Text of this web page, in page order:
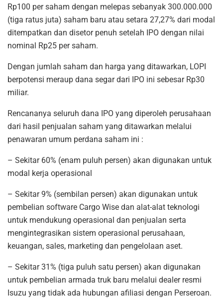
Rp100 per saham dengan melepas sebanyak 300.000.000
(tiga ratus juta) saham baru atau setara 27,27% dari modal
ditempatkan dan disetor penuh setelah IPO dengan nilai
nominal Rp25 per saham.
Dengan jumlah saham dan harga yang ditawarkan, LOPI
berpotensi meraup dana segar dari IPO ini sebesar Rp30
miliar.
Rencananya seluruh dana IPO yang diperoleh perusahaan
dari hasil penjualan saham yang ditawarkan melalui
penawaran umum perdana saham ini :
– Sekitar 60% (enam puluh persen) akan digunakan untuk
modal kerja operasional
– Sekitar 9% (sembilan persen) akan digunakan untuk
pembelian software Cargo Wise dan alat-alat teknologi
untuk mendukung operasional dan penjualan serta
mengintegrasikan sistem operasional perusahaan,
keuangan, sales, marketing dan pengelolaan aset.
– Sekitar 31% (tiga puluh satu persen) akan digunakan
untuk pembelian armada truk baru melalui dealer resmi
Isuzu yang tidak ada hubungan afiliasi dengan Perseroan.